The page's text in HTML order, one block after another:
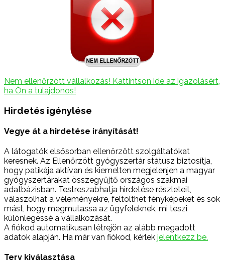
Nem ellenőrzött vállalkozás! Kattintson ide az igazolásért,
ha Ön a tulajdonos!
Hirdetés igénylése
Vegye át a hirdetése irányítását!
A látogatók elsősorban ellenőrzött szolgáltatókat
keresnek. Az Ellenőrzött gyógyszertár státusz biztosítja,
hogy patikája aktívan és kiemelten megjelenjen a magyar
gyógyszertárakat összegyűjtő országos szakmai
adatbázisban. Testreszabhatja hirdetése részleteit,
válaszolhat a véleményekre, feltölthet fényképeket és sok
mást, hogy megmutassa az ügyfeleknek, mi teszi
különlegessé a vállalkozását.
A fiókod automatikusan létrejön az alább megadott
adatok alapján. Ha már van fiókod, kérlek jelentkezz be.
Terv kiválasztása